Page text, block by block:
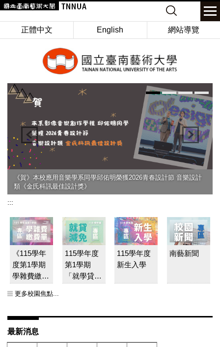
跳
要
正體中文 English 網站導覽
Keyword
《賀》本校應用音樂學系同學邱佑明榮獲2026青春設計節 音樂設計
類《金氏科訊最佳設計獎》
:::
《115學年
度第1學期
學雜費繳費
線上列印
115學年度
第1學期
「就學貸款
115學年度
新生入學
南藝新聞
更多校園焦點...
最新消息